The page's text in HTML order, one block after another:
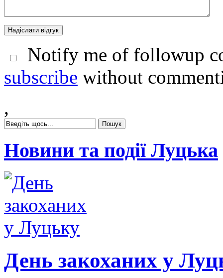
Notify me of followup
subscribe without
,
Новини та події Луцька
День закоханих у